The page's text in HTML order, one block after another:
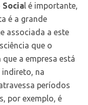
Socia l é importante,
é a grande
associada a este
que o
a empresa está
na
períodos
por exemplo, é